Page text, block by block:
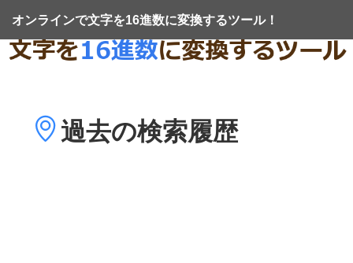
オンラインで文字を16進数に変換するツール！
過去の検索履歴